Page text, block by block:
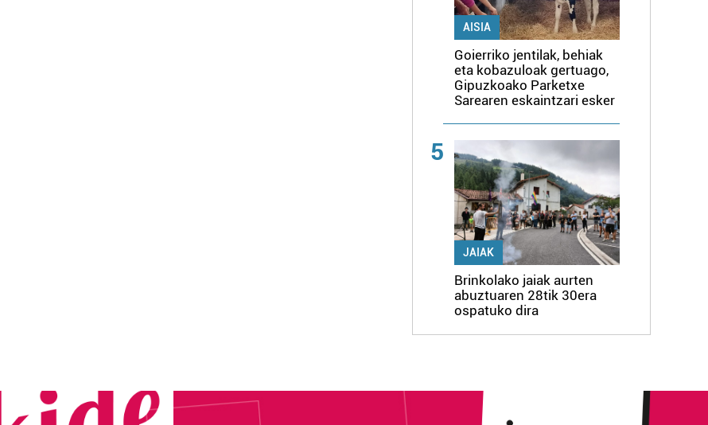
AISIA
Goierriko jentilak, behiak
eta kobazuloak gertuago,
Gipuzkoako Parketxe
Sarearen eskaintzari esker
5
JAIAK
Brinkolako jaiak aurten
abuztuaren 28tik 30era
ospatuko dira